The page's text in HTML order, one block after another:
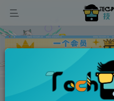
广告
维修资料 佳能/Canon